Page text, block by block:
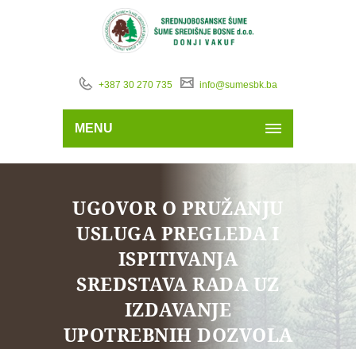
+387 30 270 735 info@sumesbk.ba
MENU
UGOVOR O PRUŽANJU
USLUGA PREGLEDA I
ISPITIVANJA
SREDSTAVA RADA UZ
IZDAVANJE
UPOTREBNIH DOZVOLA